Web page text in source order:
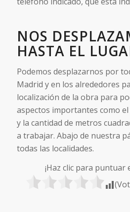
NOS
HASTA EL
Podemos desplazarnos por
Madrid y en los alrededores
localización de la obra para
aspectos importantes como
y la cantidad de metros
a trabajar. Abajo de nuestra
todas las localidades.
¡Haz clic para puntuar